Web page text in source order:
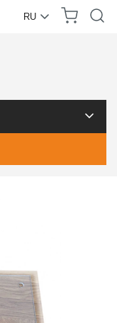
RU